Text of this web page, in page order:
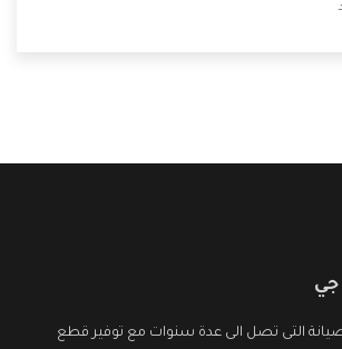
العروض والخصومات التى تسهل على
جي
التى تصل الى عدة سنوات مع توفير قطع